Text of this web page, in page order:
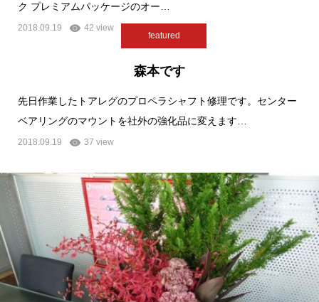
ク プレミアムパッケージのオー…
2018.09.19 42 view
featured
森本です
先日作業したトアレグのプロペラシャフト修理です。センター
ベアリングのマウントを社外の強化品に変えます…
2018.09.19 37 view